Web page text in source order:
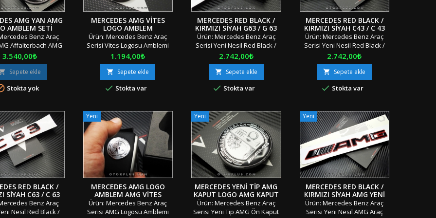
AMG YAN AMG
AMBLEM SETI
Benz Araç
Affalterbach AMG
Logosu Amblemi Seti
Boyut: Standart
OEM Ürün/Çift
Bant Uyumluluk: Tüm
SerilerR4/2"Orjinal /
Gün &amp; Hızlı
İndirimli Kargo
Her Yerine Aras
Kargo ile...
Fiyat
3.540,00₺
Sepete ekle
Stokta yok
MERCEDES AMG VITES
LOGO AMBLEM
Ürün: Mercedes Benz Araç
Serisi Vites Logosu Amblemi
Adet: Tek Parça Boyut: 2.9 cm
Materyal: OEM Ürün/Çift
Taraflı Bant Uyumluluk: Ölçü
Uyumlu Tüm Sınıf ve
SerilerK2/1 "Orjinal / Orijinal
&amp; Aynı Gün &amp; Hızlı
Gönderi &amp; İndirimli Kargo
"" Türkiye'nin Her Yerine Aras
Kargo ile İndirimli Kargo
&amp;...
Fiyat
1.194,00₺
 Sepete ekle
 Stokta var
MERCEDES RED BLACK /
KIRMIZI SIYAH G63 / G 63
BAGAJ YAZI LOGO AMBLEM
Ürün: Mercedes Benz Araç
Serisi Yeni Nesil Red Black /
Kırmızı Siyah G63 / G 63 Araç
Bagaj Yazısı Logosu Amblemi
Adet: Tek Parça Boyut:
Standart Materyal: OEM Ürün/
Çift Taraflı Bant Uyumluluk:
Kutusunda / Özel
Ambalajında" "" Stok Ürünü
&amp; Aynı Gün &amp; Hızlı
Gönderi &amp; İndirimli Kargo
""...
Fiyat
2.742,00₺
 Sepete ekle
 Stokta var
MERCEDES RED BLACK /
KIRMIZI SIYAH C43 / C 43
BAGAJ YAZI LOGO AMBLEM
Ürün: Mercedes Benz Araç
Serisi Yeni Nesil Red Black /
Kırmızı Siyah C43 / C 43 Araç
Bagaj Yazısı Logosu Amblemi
Adet: Tek Parça Boyut:
Standart Materyal: OEM Ürün/
Çift Taraflı Bant Uyumluluk:
Özel Ambalajında" "" Stok
Ürünü &amp; Aynı Gün &amp;
Hızlı Gönderi &amp; İndirimli
Kargo "" Türkiye'nin...
Fiyat
2.742,00₺
 Sepete ekle
 Stokta var
RED BLACK /
SIYAH C63 / C 63
LOGO AMBLEM
Benz Araç
Nesil Red Black /
Yeni
MERCEDES AMG LOGO
AMBLEM AMG VITES
TOPUZU
Ürün: Mercedes Benz Araç
Serisi AMG Logosu Amblemi
Yeni
MERCEDES YENI TIP AMG
KAPUT LOGO AMG KAPUT
AMBLEM
Ürün: Mercedes Benz Araç
Serisi Yeni Tip AMG Ön Kaput
Yeni
MERCEDES RED BLACK /
KIRMIZI SIYAH AMG YENI
NESIL BAGAJ YAZI LOGO
AMBLEM
Ürün: Mercedes Benz Araç
Serisi Yeni Nesil AMG Araç